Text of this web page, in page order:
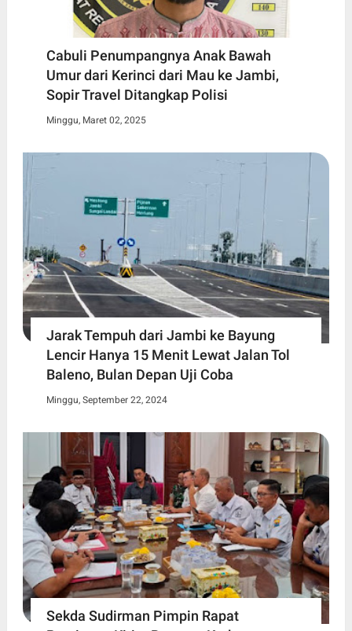
Cabuli Penumpangnya Anak Bawah
Umur dari Kerinci dari Mau ke Jambi,
Sopir Travel Ditangkap Polisi
Minggu, Maret 02, 2025
Jarak Tempuh dari Jambi ke Bayung
Lencir Hanya 15 Menit Lewat Jalan Tol
Baleno, Bulan Depan Uji Coba
Minggu, September 22, 2024
Sekda Sudirman Pimpin Rapat